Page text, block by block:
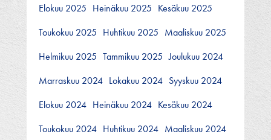
Elokuu 2025 Heinäkuu 2025 Kesäkuu 2025
Toukokuu 2025 Huhtikuu 2025 Maaliskuu 2025
Helmikuu 2025 Tammikuu 2025 Joulukuu 2024
Marraskuu 2024 Lokakuu 2024 Syyskuu 2024
Elokuu 2024 Heinäkuu 2024 Kesäkuu 2024
Toukokuu 2024 Huhtikuu 2024 Maaliskuu 2024